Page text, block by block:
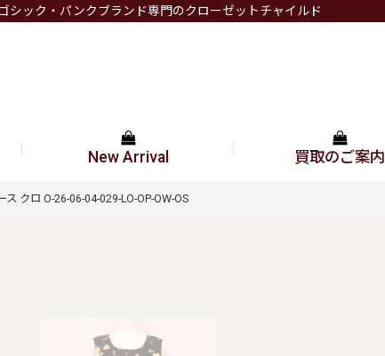
シック・パンクブランド専門のクローゼットチャイルド
New Arrival 買取のご案内
クロ O-26-06-04-029-LO-OP-OW-OS